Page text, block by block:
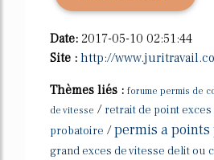
Date: 2017-05-10 02:51:44
Site : http://
Thèmes liés : forume permis de
de vitesse / retrait de point
probatoire /permis a points
grand exces de vitesse delit ou